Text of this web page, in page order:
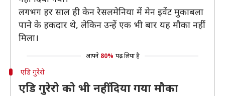
लगभग हर साल ही केन रेसलमेनिया में मेन इवेंट मुकाबला
पाने के हकदार थे, लेकिन उन्हें एक भी बार यह मौका नहीं
मिला।
आपने 80% पढ़ लिया है
एडि गुरेरो
एडि गुरेरो को भी नहीं दिया गया मौका